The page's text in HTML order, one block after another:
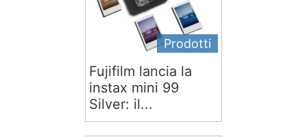
Prodotti
Fujifilm lancia la
instax mini 99
Silver: il...